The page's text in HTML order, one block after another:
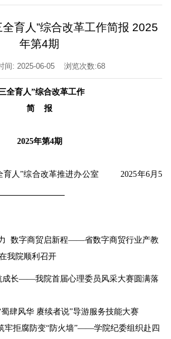
全育人”综合改革工作简报 2025
年第4期
间: 2025-06-05 浏览次数:68
全育人”综合改革工作
简
报
2025年第4期
育人”综合改革推进办公室 2025年6月5
数字商贸启新程——省数字商贸行业产教
我院顺利召开
成长——我院首届心理委员风采大赛圆满落
肆风华 赓续者说”导游服务技能大赛
牢拒腐防变“防火墙”——学院纪委组织赴四